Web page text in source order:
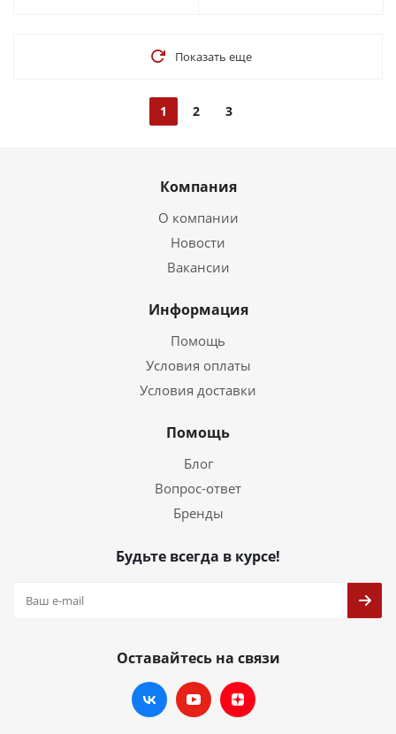
Показать еще
1 2 3
Компания
О компании
Новости
Вакансии
Информация
Помощь
Условия оплаты
Условия доставки
Помощь
Блог
Вопрос-ответ
Бренды
Будьте всегда в курсе!
Оставайтесь на связи